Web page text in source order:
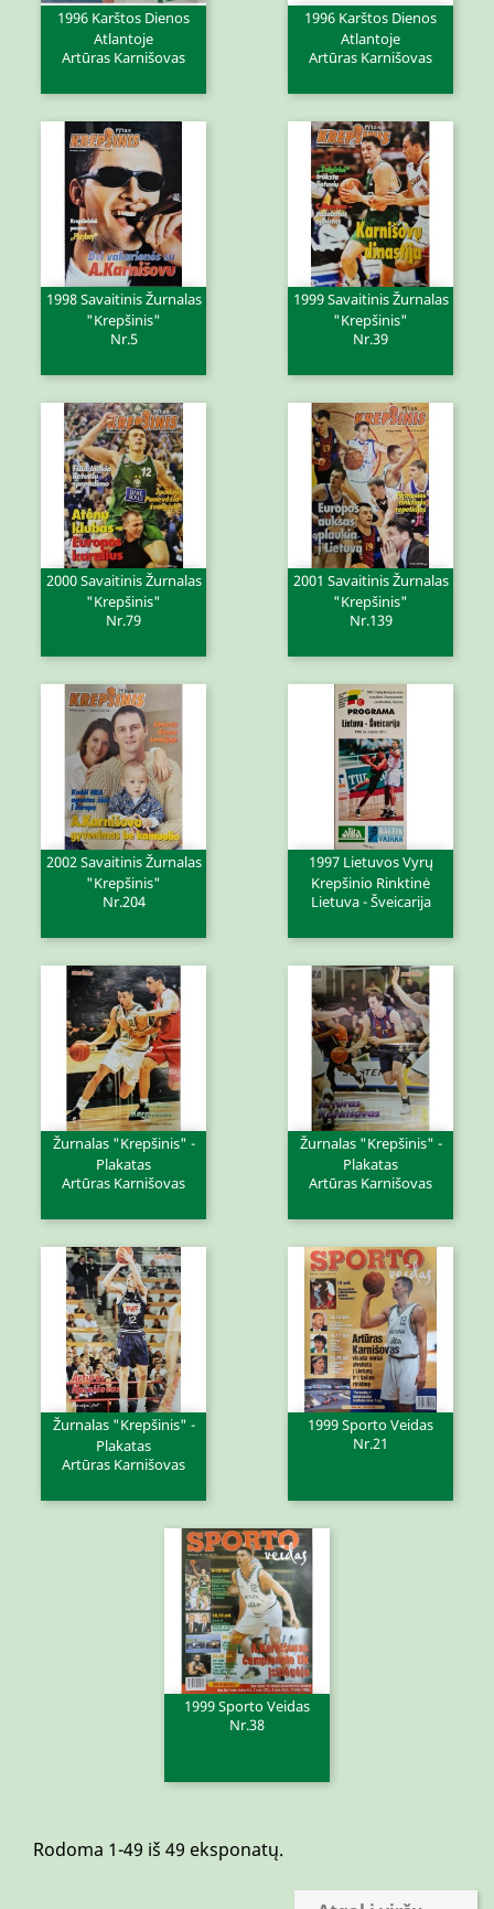
1996 Karštos Dienos
Atlantoje
Artūras Karnišovas
1996 Karštos Dienos
Atlantoje
Artūras Karnišovas
1998 Savaitinis Žurnalas
"Krepšinis"
Nr.5
1999 Savaitinis Žurnalas
"Krepšinis"
Nr.39
2000 Savaitinis Žurnalas
"Krepšinis"
Nr.79
2001 Savaitinis Žurnalas
"Krepšinis"
Nr.139
2002 Savaitinis Žurnalas
"Krepšinis"
Nr.204
1997 Lietuvos Vyrų
Krepšinio Rinktinė
Lietuva - Šveicarija
Žurnalas "Krepšinis" -
Plakatas
Artūras Karnišovas
Žurnalas "Krepšinis" -
Plakatas
Artūras Karnišovas
Žurnalas "Krepšinis" -
Plakatas
Artūras Karnišovas
1999 Sporto Veidas
Nr.21
1999 Sporto Veidas
Nr.38
Rodoma 1-49 iš 49 eksponatų.